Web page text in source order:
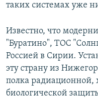
таких системах уже
Известно, что
"Буратино", ТОС
Россией в Сирии.
эту страну из
полка радиационной,
биологической